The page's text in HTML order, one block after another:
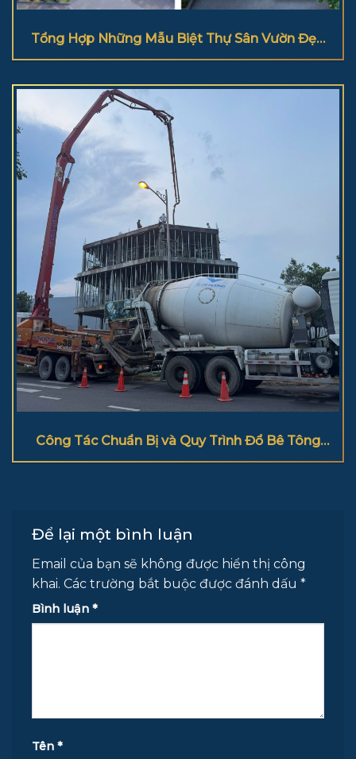
Tổng Hợp Những Mẫu Biệt Thự Sân Vườn Đẹp
Công Tác Chuẩn Bị và Quy Trình Đổ Bê Tông
Để lại một bình luận
Email của bạn sẽ không được hiển thị công
khai. Các trường bắt buộc được đánh dấu *
Bình luận *
Tên *